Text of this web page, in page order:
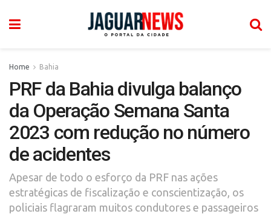
Home Bahia
PRF da Bahia divulga balanço
da Operação Semana Santa
2023 com redução no número
de acidentes
Apesar de todo o esforço da PRF nas ações
estratégicas de fiscalização e conscientização, os
policiais flagraram muitos condutores e passageiros